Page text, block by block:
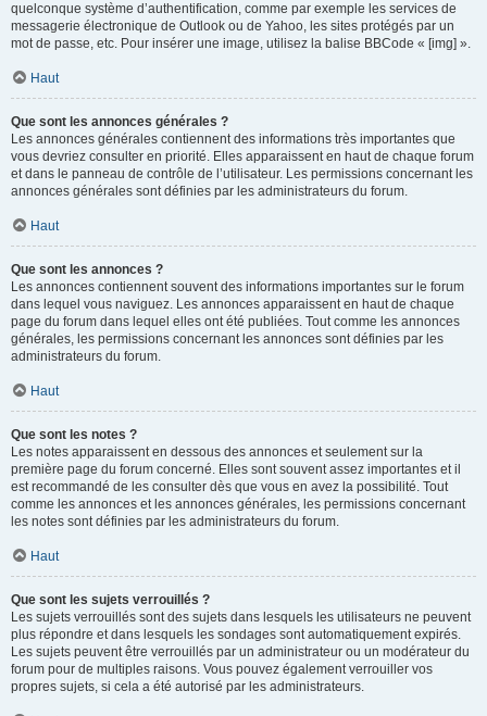
quelconque système d’authentification, comme par exemple les services de
messagerie électronique de Outlook ou de Yahoo, les sites protégés par un
mot de passe, etc. Pour insérer une image, utilisez la balise BBCode « [img] ».
Haut
Que sont les annonces générales ?
Les annonces générales contiennent des informations très importantes que
vous devriez consulter en priorité. Elles apparaissent en haut de chaque forum
et dans le panneau de contrôle de l’utilisateur. Les permissions concernant les
annonces générales sont définies par les administrateurs du forum.
Haut
Que sont les annonces ?
Les annonces contiennent souvent des informations importantes sur le forum
dans lequel vous naviguez. Les annonces apparaissent en haut de chaque
page du forum dans lequel elles ont été publiées. Tout comme les annonces
générales, les permissions concernant les annonces sont définies par les
administrateurs du forum.
Haut
Que sont les notes ?
Les notes apparaissent en dessous des annonces et seulement sur la
première page du forum concerné. Elles sont souvent assez importantes et il
est recommandé de les consulter dès que vous en avez la possibilité. Tout
comme les annonces et les annonces générales, les permissions concernant
les notes sont définies par les administrateurs du forum.
Haut
Que sont les sujets verrouillés ?
Les sujets verrouillés sont des sujets dans lesquels les utilisateurs ne peuvent
plus répondre et dans lesquels les sondages sont automatiquement expirés.
Les sujets peuvent être verrouillés par un administrateur ou un modérateur du
forum pour de multiples raisons. Vous pouvez également verrouiller vos
propres sujets, si cela a été autorisé par les administrateurs.